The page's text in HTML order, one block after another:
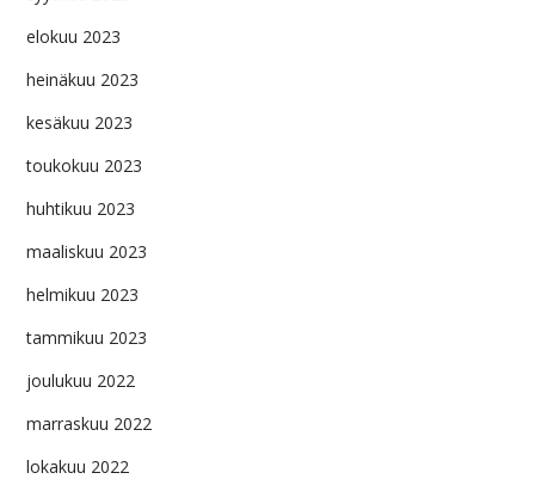
elokuu 2023
heinäkuu 2023
kesäkuu 2023
toukokuu 2023
huhtikuu 2023
maaliskuu 2023
helmikuu 2023
tammikuu 2023
joulukuu 2022
marraskuu 2022
lokakuu 2022